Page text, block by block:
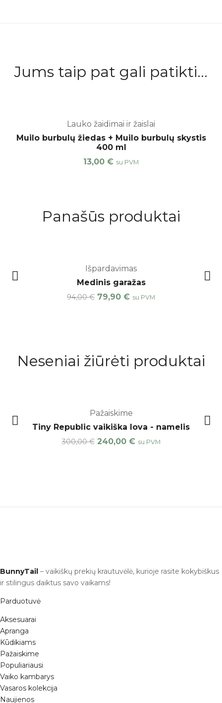
Jums taip pat gali patikti...
Lauko žaidimai ir žaislai
Muilo burbulų žiedas + Muilo burbulų skystis
400 ml
13,00 € su PVM
Panašūs produktai
Išpardavimas
Medinis garažas
94,00€ Original
price
79,90 €Current
price
su PVM
Neseniai žiūrėti produktai
Pažaiskime
Tiny Republic vaikiška lova - namelis
300,00€ Original
price
240,00 €Current
price
su PVM
BunnyTail – vaikiškų prekių krautuvėlė, kurioje rasite kokybiškus
ir stilingus daiktus savo vaikams!
Parduotuvė
Aksesuarai
Apranga
Kūdikiams
Pažaiskime
Populiariausi
Vaiko kambarys
Vasaros kolekcija
Naujienos
10% nuolaida pirmam